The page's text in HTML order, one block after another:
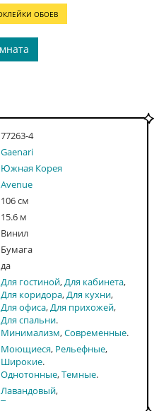
ОБОЕВ
77263-4
Gaenari
Южная Корея
Avenue
106 см
15.6 м
Винил
Бумага
да
Для гостиной Для кабинета
Для коридора Для кухни
Для офиса Для прихожей
Для спальни
Минимализм Современные
Моющиеся Рельефные
Широкие
Однотонные Темные
Лавандовый
Темно-розовые